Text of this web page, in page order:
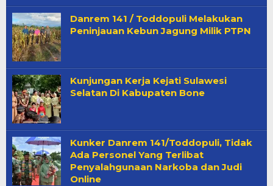
Danrem 141 / Toddopuli Melakukan
Peninjauan Kebun Jagung Milik PTPN
Kunjungan Kerja Kejati Sulawesi
Selatan Di Kabupaten Bone
Kunker Danrem 141/Toddopuli, Tidak
Ada Personel Yang Terlibat
Penyalahgunaan Narkoba dan Judi
Online